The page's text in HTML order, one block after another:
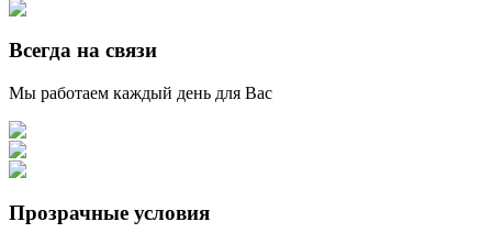
Всегда на связи
Мы работаем каждый день для Вас
Прозрачные условия